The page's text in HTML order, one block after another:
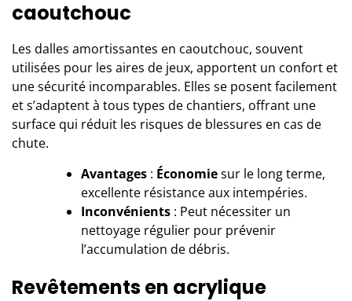
caoutchouc
Les dalles amortissantes en caoutchouc, souvent
utilisées pour les aires de jeux, apportent un confort et
une sécurité incomparables. Elles se posent facilement
et s’adaptent à tous types de chantiers, offrant une
surface qui réduit les risques de blessures en cas de
chute.
Avantages : Économiesur le long terme,
excellente résistance aux intempéries.
Inconvénients : Peut nécessiter un
nettoyage régulier pour prévenir
l’accumulation de débris.
Revêtements en acrylique